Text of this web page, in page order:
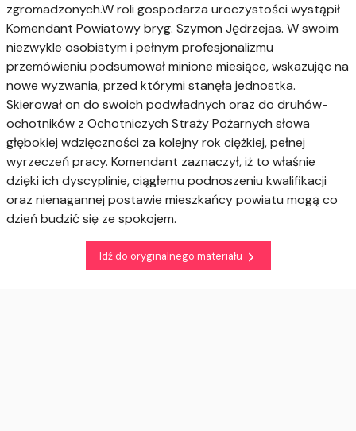
zgromadzonych.W roli gospodarza uroczystości wystąpił
Komendant Powiatowy bryg. Szymon Jędrzejas. W swoim
niezwykle osobistym i pełnym profesjonalizmu
przemówieniu podsumował minione miesiące, wskazując na
nowe wyzwania, przed którymi stanęła jednostka.
Skierował on do swoich podwładnych oraz do druhów-
ochotników z Ochotniczych Straży Pożarnych słowa
głębokiej wdzięczności za kolejny rok ciężkiej, pełnej
wyrzeczeń pracy. Komendant zaznaczył, iż to właśnie
dzięki ich dyscyplinie, ciągłemu podnoszeniu kwalifikacji
oraz nienagannej postawie mieszkańcy powiatu mogą co
dzień budzić się ze spokojem.
Idź do oryginalnego materiału